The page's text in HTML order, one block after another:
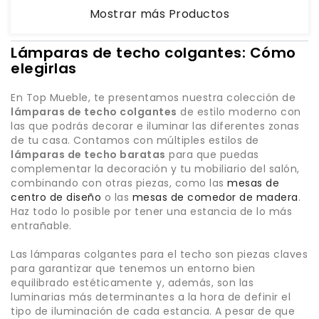
Mostrar más Productos
Lámparas de techo colgantes: Cómo
elegirlas
En Top Mueble, te presentamos nuestra colección de
lámparas de techo colgantes de estilo moderno con
las que podrás decorar e iluminar las diferentes zonas
de tu casa. Contamos con múltiples estilos de
lámparas de techo baratas para que puedas
complementar la decoración y tu mobiliario del salón,
combinando con otras piezas, como las mesas de
centro de diseño o las mesas de comedor de madera.
Haz todo lo posible por tener una estancia de lo más
entrañable.
Las lámparas colgantes para el techo son piezas claves
para garantizar que tenemos un entorno bien
equilibrado estéticamente y, además, son las
luminarias más determinantes a la hora de definir el
tipo de iluminación de cada estancia. A pesar de que